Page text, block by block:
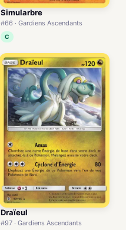
Simularbre
#66 · Gardiens Ascendants
C
Draïeul
#97 · Gardiens Ascendants